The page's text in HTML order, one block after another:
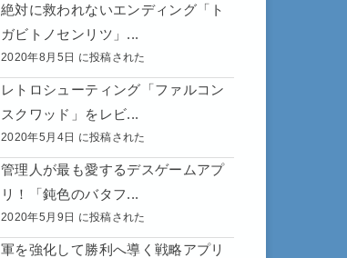
絶対に救われないエンディング「ト
ガビトノセンリツ」...
2020年8月5日 に投稿された
レトロシューティング「ファルコン
スクワッド」をレビ...
2020年5月4日 に投稿された
管理人が最も愛するデスゲームアプ
リ！「鈍色のバタフ...
2020年5月9日 に投稿された
軍を強化して勝利へ導く戦略アプリ